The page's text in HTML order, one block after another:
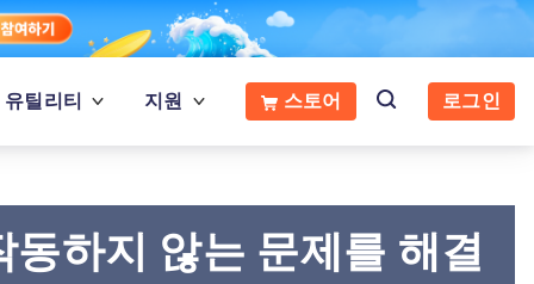
유틸리티 지원 스토어 로그인
동하지 않는 문제를 해결